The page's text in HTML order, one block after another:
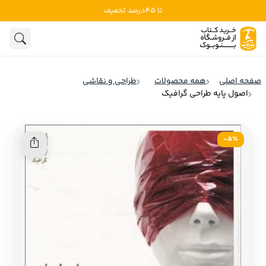
تا 45درصد تخفیف
ادبیات
روانشناسی
تاریخ و سیاست
نشریات
کودک و نوجوان
علوم اجتماعی
فلسفه
ادبیات فرانسه
ادبیات ایتالیا
ادبیات روسیه
ادبیات آمریکای لاتین
ادبیات آلمان
ادبیات ترکیه
صفحه اصلی همه محصولات
طراحی و نقاشی
اصول پایه طراحی گرافیک
5٪-